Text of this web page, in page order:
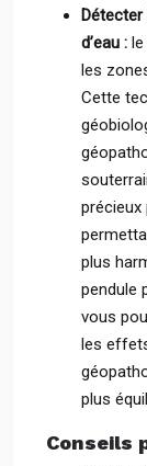
d’eau :
les
Cette
précieux
plus
pendule
vous
les
plus
Conseils